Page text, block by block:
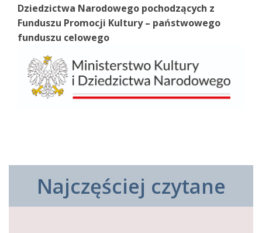
Dziedzictwa Narodowego pochodzących z
Funduszu Promocji Kultury – państwowego
funduszu celowego
Najczęściej czytane